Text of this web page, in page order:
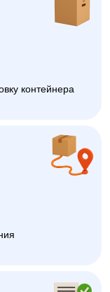
контейнера